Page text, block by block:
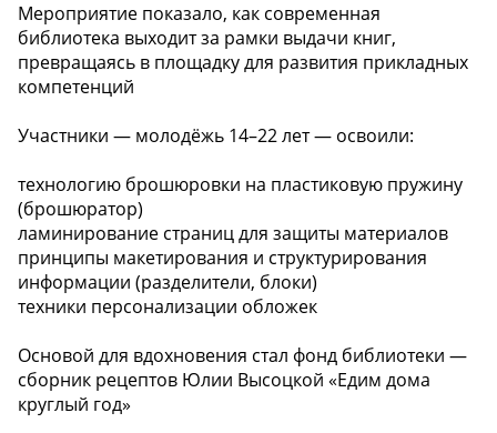
Мероприятие показало, как современная
библиотека выходит за рамки выдачи книг,
превращаясь в площадку для развития прикладных
компетенций ️
Участники — молодёжь 14–22 лет — освоили:
технологию брошюровки на пластиковую пружину
(брошюратор)
ламинирование страниц для защиты материалов ️
принципы макетирования и структурирования
информации (разделители, блоки)
техники персонализации обложек ️
Основой для вдохновения стал фонд библиотеки —
сборник рецептов Юлии Высоцкой «Едим дома
круглый год»